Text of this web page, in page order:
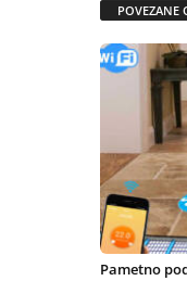
POVEZANE
Pametno